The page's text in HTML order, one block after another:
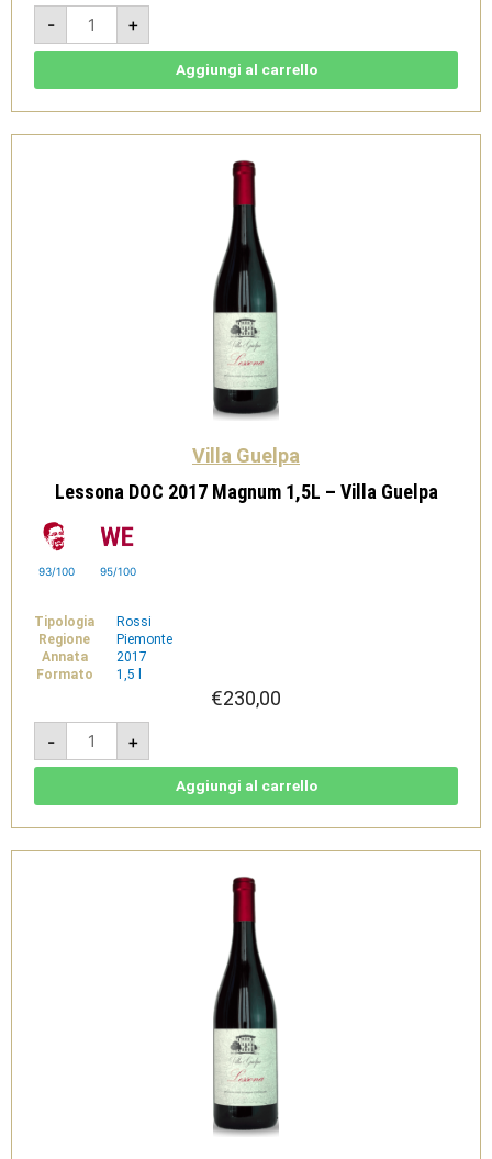
-
Lessona
DOC
2017
-
+
Aggiungi al carrello
Villa Guelpa
Lessona DOC 2017 Magnum 1,5L – Villa Guelpa
93/100 95/100
Tipologia
Rossi
Regione
Piemonte
Annata
2017
Formato
1,5 l
€230,00
-
Lessona
DOC
2017
Magnum
Guelpa
+
Aggiungi al carrello